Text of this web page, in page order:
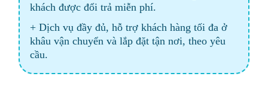
khách được đổi trả miễn phí.
+ Dịch vụ đầy đủ, hỗ trợ khách hàng tối đa ở
khâu vận chuyển và lắp đặt tận nơi, theo yêu
cầu.